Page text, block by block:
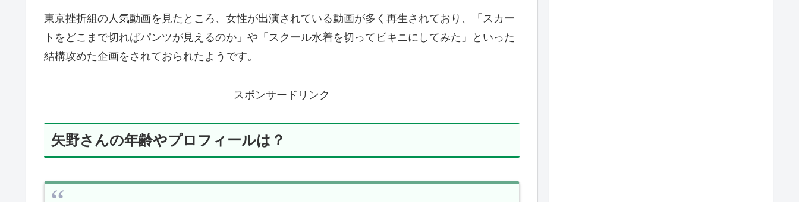
東京挫折組の人気動画を見たところ、女性が出演されている動画が多く再生されており、「スカー
トをどこまで切ればパンツが見えるのか」や「スクール水着を切ってビキニにしてみた」といった
結構攻めた企画をされておられたようです。
スポンサードリンク
矢野さんの年齢やプロフィールは？